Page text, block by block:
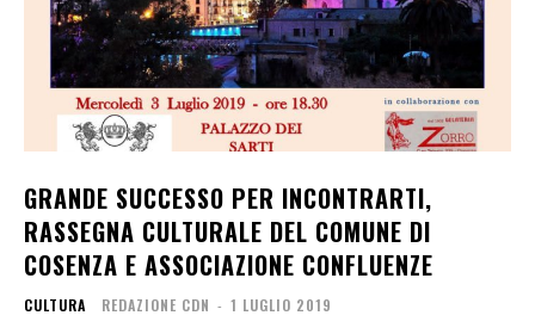
GRANDE SUCCESSO PER INCONTRARTI,
RASSEGNA CULTURALE DEL COMUNE DI
COSENZA E ASSOCIAZIONE CONFLUENZE
CULTURA REDAZIONE CDN - 1 LUGLIO 2019